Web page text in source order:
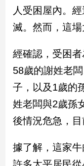
民
調
國
焦
觀
岸/
國
人受困屋內。
滅。然而，這場
經確認，受困
58歲的謝姓老
子，以及1歲的
姓老闆與2歲孫
後情況危急，目
據了解，這家
許多太平居民